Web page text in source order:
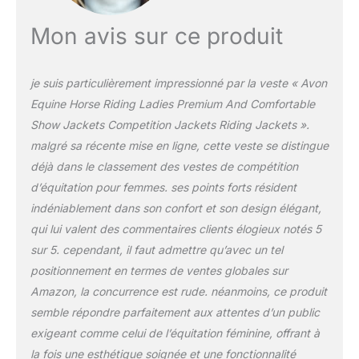
couture et une taille
élastique de soutien.
plus sûre, sachant que le
siège en silicone complet
de ces pantalons
d'équitation ajoute de la
sécurité dans la selle.
Ajustement parfait : ces
chaussures Jodhpur
s'adaptent parfaitement
à votre corps car ils sont
extensibles dans les
quatre sens et le design
en silicone complet avec
motif de chaussures de
cheval vous aidera à
conserver cette forme à
l'intérieur et à l'extérieur
Mon avis sur ce produit
je suis particulièrement impressionné par la veste « Avon
Equine Horse Riding Ladies Premium And Comfortable
Show Jackets Competition Jackets Riding Jackets ».
malgré sa récente mise en ligne, cette veste se distingue
déjà dans le classement des vestes de compétition
d’équitation pour femmes. ses points forts résident
indéniablement dans son confort et son design élégant,
qui lui valent des commentaires clients élogieux notés 5
sur 5. cependant, il faut admettre qu’avec un tel
positionnement en termes de ventes globales sur
Amazon, la concurrence est rude. néanmoins, ce produit
semble répondre parfaitement aux attentes d’un public
exigeant comme celui de l’équitation féminine, offrant à
la fois une esthétique soignée et une fonctionnalité